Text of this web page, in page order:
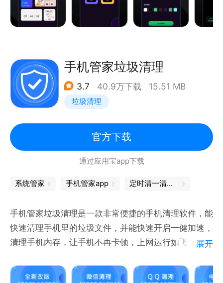
手机管家垃圾清理
3.7 40.9万下载 15.51 MB
垃圾清理
官方下载
通过应用宝app下载
系统管家 手机管家app 定时清一清，手机变很轻
手机管家垃圾清理是一款非常便捷的手机清理软件，能
快速清理手机里的垃圾文件，并能快速开启一健加速，
清理手机内存，让手机不再卡顿，上网运行如飞。
1.一健垃圾清理：专业的垃圾文件扫描，能够精准定位
展开